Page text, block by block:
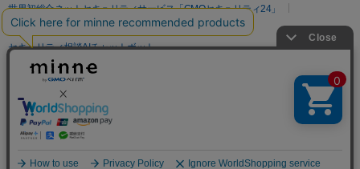
世界初総合ネットセキュリティサービス「GMOセキュリティ24」
パスワード漏洩診断
Webサイトリスク診断
セキュリティ相談AIチャットボット
実在証明・盗聴対策
サイバー攻撃対策（GMO Flatt Security）
セキュリティ事業の軌跡